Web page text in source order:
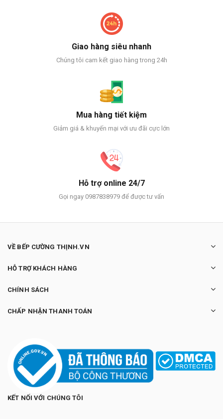
Giao hàng siêu nhanh
Chúng tôi cam kết giao hàng trong 24h
Mua hàng tiết kiệm
Giảm giá & khuyến mại với ưu đãi cực lớn
Hỗ trợ online 24/7
Gọi ngay 0987838979 để được tư vấn
VỀ BẾP CƯỜNG THỊNH.VN
HỖ TRỢ KHÁCH HÀNG
CHÍNH SÁCH
CHẤP NHẬN THANH TOÁN
KẾT NỐI VỚI CHÚNG TÔI